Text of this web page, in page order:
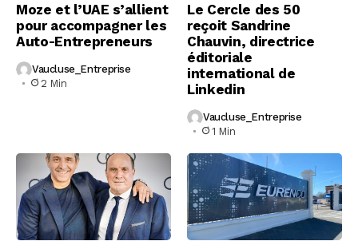
Moze et l’UAE s’allient
pour accompagner les
Auto-Entrepreneurs
Vaucluse_Entreprise
2 Min
Le Cercle des 50
reçoit Sandrine
Chauvin, directrice
éditoriale
international de
Linkedin
Vaucluse_Entreprise
1 Min